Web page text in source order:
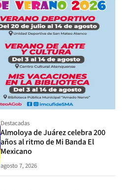
Destacadas
Almoloya de Juárez celebra 200
años al ritmo de Mi Banda El
Mexicano
agosto 7, 2026